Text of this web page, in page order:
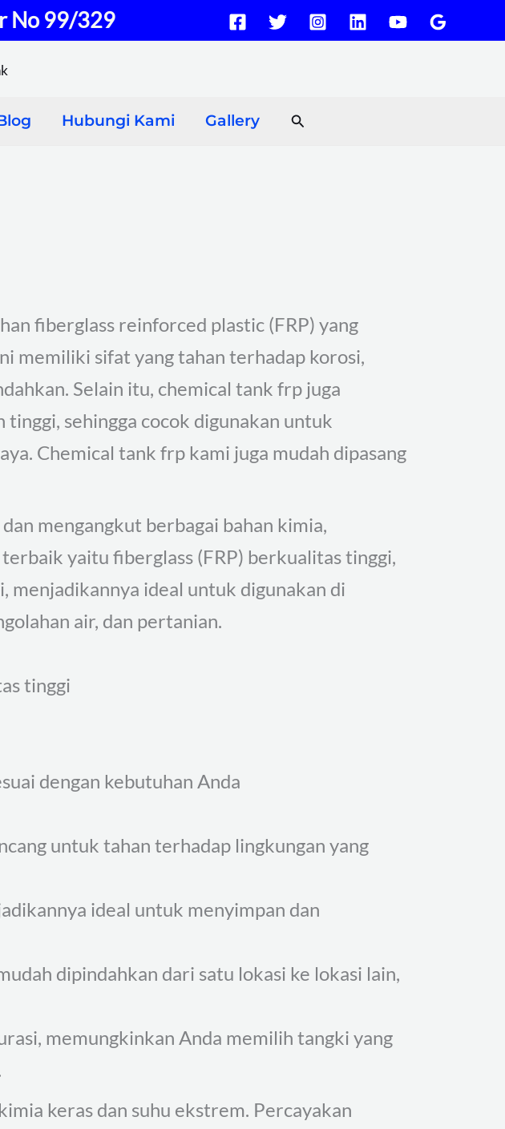
No 99/329
Hubungi Kami Gallery Search
fiberglass reinforced plastic (FRP) yang
memiliki sifat yang tahan terhadap korosi,
Selain itu, chemical tank frp juga
sehingga cocok digunakan untuk
Chemical tank frp kami juga mudah dipasang
mengangkut berbagai bahan kimia,
yaitu fiberglass (FRP) berkualitas tinggi,
menjadikannya ideal untuk digunakan di
air, dan pertanian.
tinggi
dengan kebutuhan Anda
untuk tahan terhadap lingkungan yang
ideal untuk menyimpan dan
dipindahkan dari satu lokasi ke lokasi lain,
memungkinkan Anda memilih tangki yang
keras dan suhu ekstrem. Percayakan